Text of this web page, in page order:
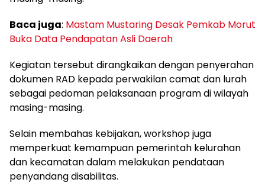
Baca juga: Mastam Mustaring Desak Pemkab Morut
Buka Data Pendapatan Asli Daerah
Kegiatan tersebut dirangkaikan dengan penyerahan
dokumen RAD kepada perwakilan camat dan lurah
sebagai pedoman pelaksanaan program di wilayah
masing-masing.
Selain membahas kebijakan, workshop juga
memperkuat kemampuan pemerintah kelurahan
dan kecamatan dalam melakukan pendataan
penyandang disabilitas.